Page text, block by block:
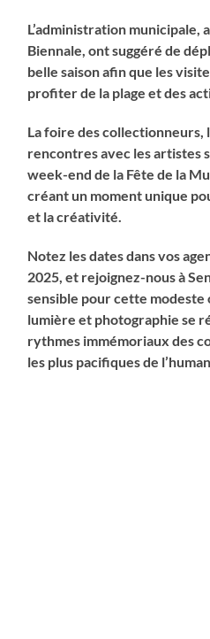
L’administration municipale,
Biennale, ont suggéré de
belle saison afin que les
profiter de la plage et des
La foire des collectionneurs,
rencontres avec les artistes
week-end de la Fête de la
créant un moment unique
et la créativité.
Notez les dates dans vos
2025, et rejoignez-nous à
sensible pour cette modeste
lumière et photographie se
rythmes immémoriaux des
les plus pacifiques de